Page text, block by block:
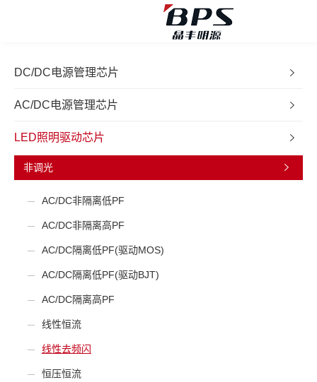
DC/DC电源管理芯片
AC/DC电源管理芯片
LED照明驱动芯片
非调光
AC/DC非隔离低PF
AC/DC非隔离高PF
AC/DC隔离低PF(驱动MOS)
AC/DC隔离低PF(驱动BJT)
AC/DC隔离高PF
线性恒流
线性去频闪
恒压恒流